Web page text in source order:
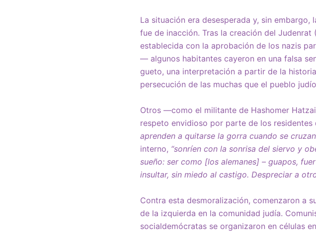
La situación era desesperada y, sin
fue de inacción. Tras la creación del
establecida con la aprobación de los nazis
— algunos habitantes cayeron en una falsa
gueto, una interpretación a partir de la
persecución de las muchas que el pueblo
Otros —como el militante de Hashomer
respeto envidioso por parte de los residentes
aprenden a quitarse la gorra cuando se
interno, “sonríen con la sonrisa del siervo y
sueño: ser como [los alemanes] – guapos,
insultar, sin miedo al castigo. Despreciar a
Contra esta desmoralización, comenzaron a
de la izquierda en la comunidad judía.
socialdemócratas se organizaron en células